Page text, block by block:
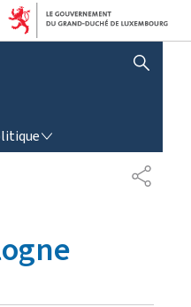
AFFICHER / MASQUER LA RECHERCHE
P
A